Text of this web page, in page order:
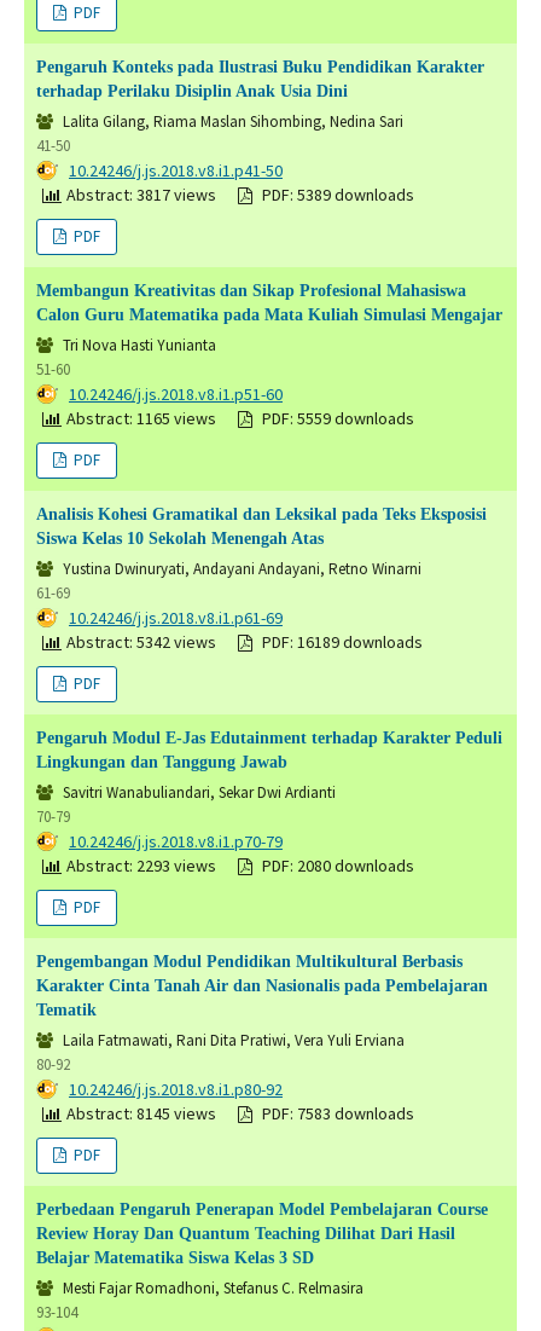
PDF
Pengaruh Konteks pada Ilustrasi Buku Pendidikan Karakter
terhadap Perilaku Disiplin Anak Usia Dini
Lalita Gilang, Riama Maslan Sihombing, Nedina Sari
41-50
DOI: 10.24246/j.js.2018.v8.i1.p41-50
Abstract: 3817 views
PDF: 5389 downloads
PDF
Membangun Kreativitas dan Sikap Profesional Mahasiswa
Calon Guru Matematika pada Mata Kuliah Simulasi Mengajar
Tri Nova Hasti Yunianta
51-60
DOI: 10.24246/j.js.2018.v8.i1.p51-60
Abstract: 1165 views
PDF: 5559 downloads
PDF
Analisis Kohesi Gramatikal dan Leksikal pada Teks Eksposisi
Siswa Kelas 10 Sekolah Menengah Atas
Yustina Dwinuryati, Andayani Andayani, Retno Winarni
61-69
DOI: 10.24246/j.js.2018.v8.i1.p61-69
Abstract: 5342 views
PDF: 16189 downloads
PDF
Pengaruh Modul E-Jas Edutainment terhadap Karakter Peduli
Lingkungan dan Tanggung Jawab
Savitri Wanabuliandari, Sekar Dwi Ardianti
70-79
DOI: 10.24246/j.js.2018.v8.i1.p70-79
Abstract: 2293 views
PDF: 2080 downloads
PDF
Pengembangan Modul Pendidikan Multikultural Berbasis
Karakter Cinta Tanah Air dan Nasionalis pada Pembelajaran
Tematik
Laila Fatmawati, Rani Dita Pratiwi, Vera Yuli Erviana
80-92
DOI: 10.24246/j.js.2018.v8.i1.p80-92
Abstract: 8145 views
PDF: 7583 downloads
PDF
Perbedaan Pengaruh Penerapan Model Pembelajaran Course
Review Horay Dan Quantum Teaching Dilihat Dari Hasil
Belajar Matematika Siswa Kelas 3 SD
Mesti Fajar Romadhoni, Stefanus C. Relmasira
93-104